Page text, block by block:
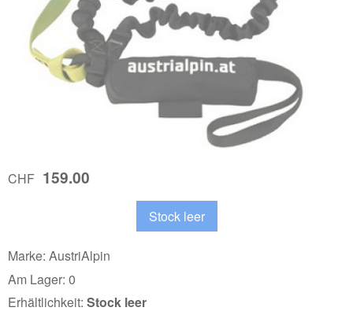
CHF 159.00
Marke: AustriAlpin
Am Lager: 0
Erhältlichkeit: Stock leer